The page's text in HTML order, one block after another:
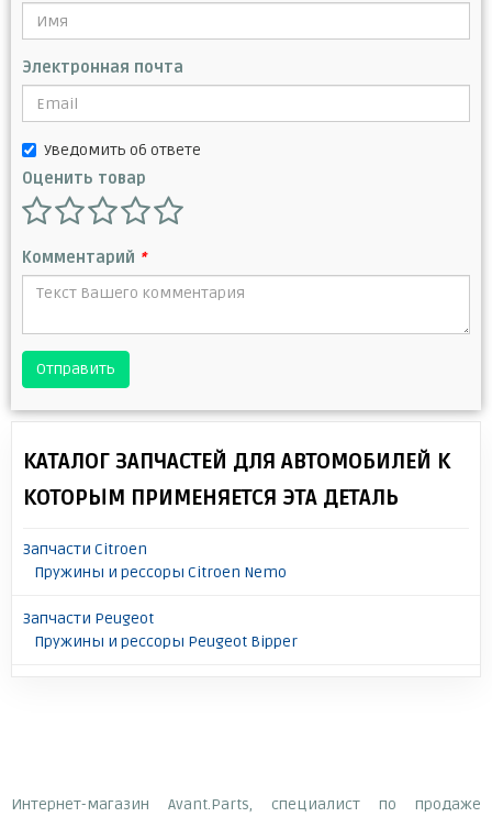
Электронная почта
Уведомить об ответе
Оценить товар
Комментарий *
Отправить
КАТАЛОГ ЗАПЧАСТЕЙ ДЛЯ АВТОМОБИЛЕЙ К
КОТОРЫМ ПРИМЕНЯЕТСЯ ЭТА ДЕТАЛЬ
Запчасти Citroen
Пружины и рессоры Citroen Nemo
Запчасти Peugeot
Пружины и рессоры Peugeot Bipper
Интернет-магазин Avant.Parts, специалист по продаже